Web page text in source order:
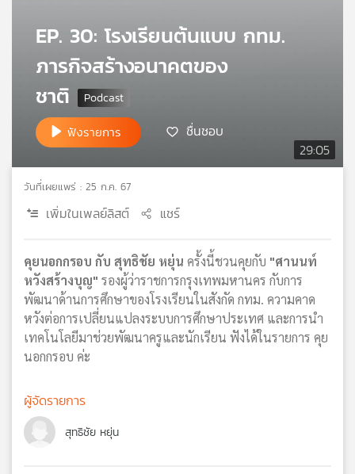
แผนที่
ข่าย
29:05
EP. 30: โรงเรียนต้นแบบ กทม.
ภารกิจสร้างอนาคตของ
ชาติ
ฟังรายการ ชื่นชอบ
วันที่เผยแพร่ : 25 ก.ค. 67
เพิ่มในเพลย์ลิสต์ แชร์
คุยนอกกรอบ กับ สุทธิชัย หยุ่น ครั้งนี้ชวนคุยกับ "ศานนท์
หวังสร้างบุญ" รองผู้ว่าราชการกรุงเทพมหานคร กับการ
พัฒนาด้านการศึกษาของโรงเรียนในสังกัด กทม. ความคาด
หวังต่อการเปลี่ยนแปลงระบบการศึกษาประเทศ และการนำ
เทคโนโลยีมาช่วยพัฒนาครูและนักเรียน ฟังได้ในรายการ คุย
นอกกรอบ ค่ะ
ผู้จัดรายการ
สุทธิชัย หยุ่น